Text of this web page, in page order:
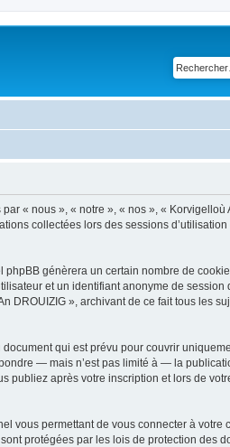
« nous », « notre », « nos », « Korvigelloù
collectées lors des sessions
génèrera un certain nombre de
et un identifiant anonyme de session
DROUIZIG », archivant de ce fait tous les
qui est prévu pour couvrir
— mais n’est pas limité à — la
publiez après votre inscription et lors de
vous permettant de vous connecter à votre
protégées par les lois de protection des